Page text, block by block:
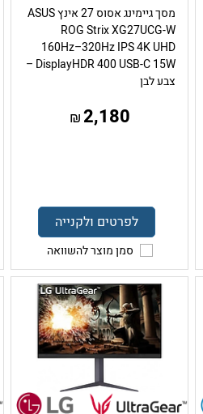
מסך גיימינג אסוס 27 אינץ ASUS
ROG Strix XG27UCG-W
160Hz–320Hz IPS 4K UHD
DisplayHDR 400 USB-C 15W –
צבע לבן
2,180
₪
לפרטים ולקנייה
סמן מוצר להשוואה